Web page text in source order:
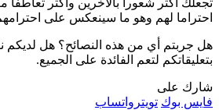
تجعلك أكثر شعورا بالأخرين وأكثر تعاطفا
احتراما لهم وهو ما سينعكس على
هل جربتم أي من هذه النصائح؟ هل لديكم
بتعليقاتكم لتعم الفائدة على الجميع.
شارك على
فايس بوك تويتر واتساب